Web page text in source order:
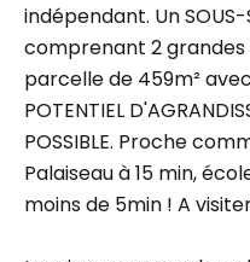
indépendant. Un
comprenant 2 grandes
parcelle de 459m²
POTENTIEL
POSSIBLE. Proche
Palaiseau à 15 min,
moins de 5min ! A